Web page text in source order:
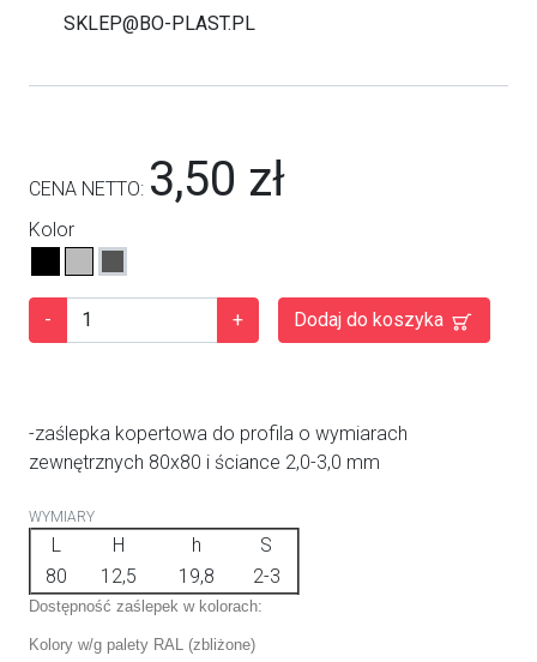
SKLEP@BO-PLAST.PL
CENA NETTO: 3,50 zł
Kolor
- + Dodaj do koszyka
-zaślepka kopertowa do profila o wymiarach
zewnętrznych 80x80 i ściance 2,0-3,0 mm
WYMIARY
L H h
S
80
12,5 19,8 2-3
Dostępność zaślepek w kolorach:
Kolory w/g palety RAL (zbliżone)